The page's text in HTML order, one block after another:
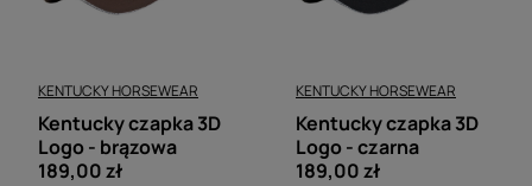
KENTUCKY HORSEWEAR
Kentucky czapka 3D
Logo - brązowa
189,00 zł
KENTUCKY HORSEWEAR
Kentucky czapka 3D
Logo - czarna
189,00 zł